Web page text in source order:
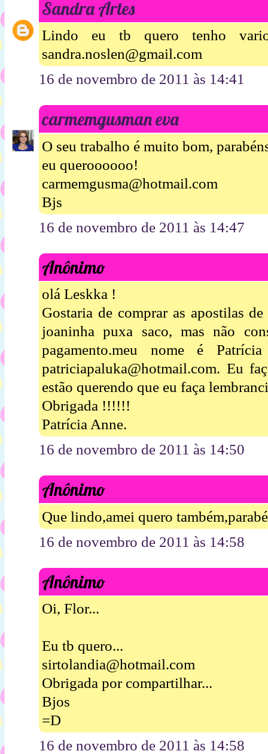
Sandra Artes
Lindo eu tb quero tenho
sandra.noslen@gmail.com
16 de novembro de 2011 às 14:41
carmemgusman eva
O seu trabalho é muito bom,
eu queroooooo!
carmemgusma@hotmail.com
Bjs
16 de novembro de 2011 às 14:47
Anônimo
olá Leskka !
Gostaria de comprar as apostilas
joaninha puxa saco, mas não
pagamento.meu nome é
patriciapaluka@hotmail.com. Eu
estão querendo que eu faça
Obrigada !!!!!!
Patrícia Anne.
16 de novembro de 2011 às 14:50
Anônimo
Que lindo,amei quero
16 de novembro de 2011 às 14:58
Anônimo
Oi, Flor...
Eu tb quero...
sirtolandia@hotmail.com
Obrigada por compartilhar...
Bjos
=D
16 de novembro de 2011 às 14:58